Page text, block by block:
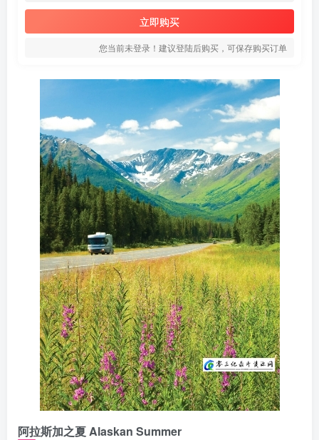
立即购买
您当前未登录！建议登陆后购买，可保存购买订单
阿拉斯加之夏 Alaskan Summer